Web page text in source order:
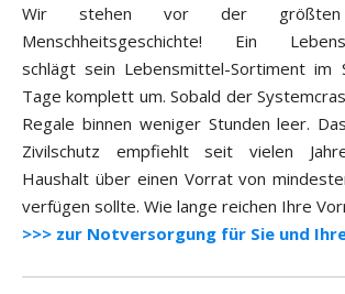
Wir stehen vor der
Menschheitsgeschichte! Ein
schlägt sein Lebensmittel-Sortiment im
Tage komplett um. Sobald der
Regale binnen weniger Stunden leer.
Zivilschutz empfiehlt seit vielen
Haushalt über einen Vorrat von
verfügen sollte. Wie lange reichen Ihre
>>> zur Notversorgung für Sie und